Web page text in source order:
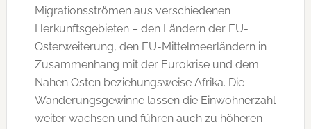
Migrationsströmen aus verschiedenen
Herkunftsgebieten – den Ländern der EU-
Osterweiterung, den EU-Mittelmeerländern in
Zusammenhang mit der Eurokrise und dem
Nahen Osten beziehungsweise Afrika. Die
Wanderungsgewinne lassen die Einwohnerzahl
weiter wachsen und führen auch zu höheren